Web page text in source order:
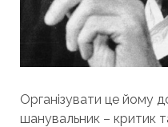
Організувати це йому
шанувальник – критик